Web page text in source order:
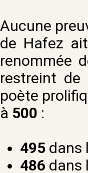
Aucune
de Hafez
renommée
restreint de
poète
à 500 :
495 dans
486 dans